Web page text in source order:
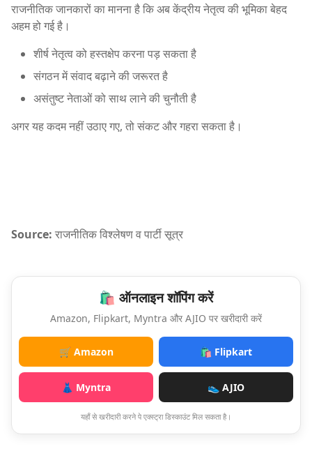
राजनीतिक जानकारों का मानना है कि अब केंद्रीय नेतृत्व की भूमिका बेहद
अहम हो गई है।
शीर्ष नेतृत्व को हस्तक्षेप करना पड़ सकता है
संगठन में संवाद बढ़ाने की जरूरत है
असंतुष्ट नेताओं को साथ लाने की चुनौती है
अगर यह कदम नहीं उठाए गए, तो संकट और गहरा सकता है।
Source: राजनीतिक विश्लेषण व पार्टी सूत्र
🛍️ ऑनलाइन शॉपिंग करें
Amazon, Flipkart, Myntra और AJIO पर खरीदारी करें
🛒 Amazon 🛍️ Flipkart
👗 Myntra 👟 AJIO
यहाँ से खरीदारी करने पे एक्स्ट्रा डिस्काउंट मिल सकता है।